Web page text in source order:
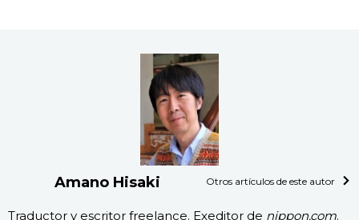
Amano Hisaki Otros artículos de este autor
Traductor y escritor freelance. Exeditor de nippon.com.